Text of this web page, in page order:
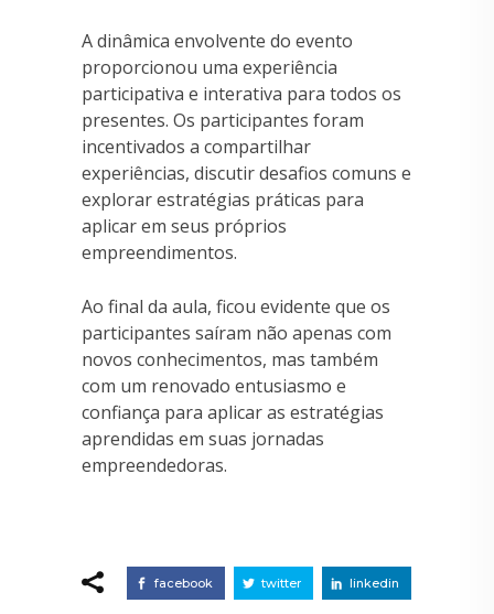
A dinâmica envolvente do evento
proporcionou uma experiência
participativa e interativa para todos os
presentes. Os participantes foram
incentivados a compartilhar
experiências, discutir desafios comuns e
explorar estratégias práticas para
aplicar em seus próprios
empreendimentos.
Ao final da aula, ficou evidente que os
participantes saíram não apenas com
novos conhecimentos, mas também
com um renovado entusiasmo e
confiança para aplicar as estratégias
aprendidas em suas jornadas
empreendedoras.
facebook twitter linkedin